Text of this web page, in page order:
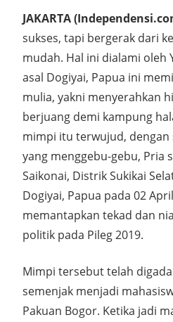
JAKARTA
sukses, tapi bergerak dari
mudah. Hal ini dialami oleh
asal Dogiyai, Papua ini
mulia, yakni menyerahkan
berjuang demi kampung
mimpi itu terwujud, dengan
yang menggebu-gebu, Pria
Saikonai, Distrik Sukikai
Dogiyai, Papua pada 02
memantapkan tekad dan
politik pada Pileg 2019.
Mimpi tersebut telah
semenjak menjadi
Pakuan Bogor. Ketika jadi